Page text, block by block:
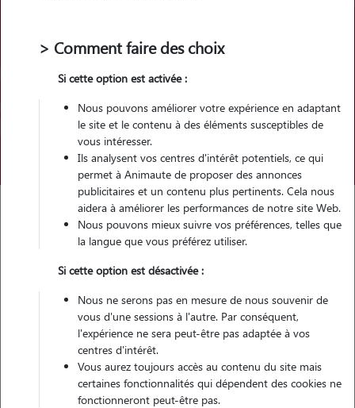
Pour quel animal ?
Trouver mon Pet Sitter
Garde d'animaux Meilleure croquette pour chat senior stérilisé
Catégories de cette pageAlimentation Chat
Article publié le 28/11/2024 et mis à jour le 21/07/2026
Les meilleures croquettes pour
chat senior stérilisé en 2026
> Comment faire des choix
Si cette option est activée :
Nous pouvons améliorer votre expérience en adaptant
le site et le contenu à des éléments susceptibles de
vous intéresser.
Ils analysent vos centres d'intérêt potentiels, ce qui
permet à Animaute de proposer des annonces
publicitaires et un contenu plus pertinents. Cela nous
aidera à améliorer les performances de notre site Web.
Nous pouvons mieux suivre vos préférences, telles que
la langue que vous préférez utiliser.
Si cette option est désactivée :
Nous ne serons pas en mesure de nous souvenir de
vous d'une sessions à l'autre. Par conséquent,
l'expérience ne sera peut-être pas adaptée à vos
centres d'intérêt.
Vous aurez toujours accès au contenu du site mais
certaines fonctionnalités qui dépendent des cookies ne
fonctionneront peut-être pas.